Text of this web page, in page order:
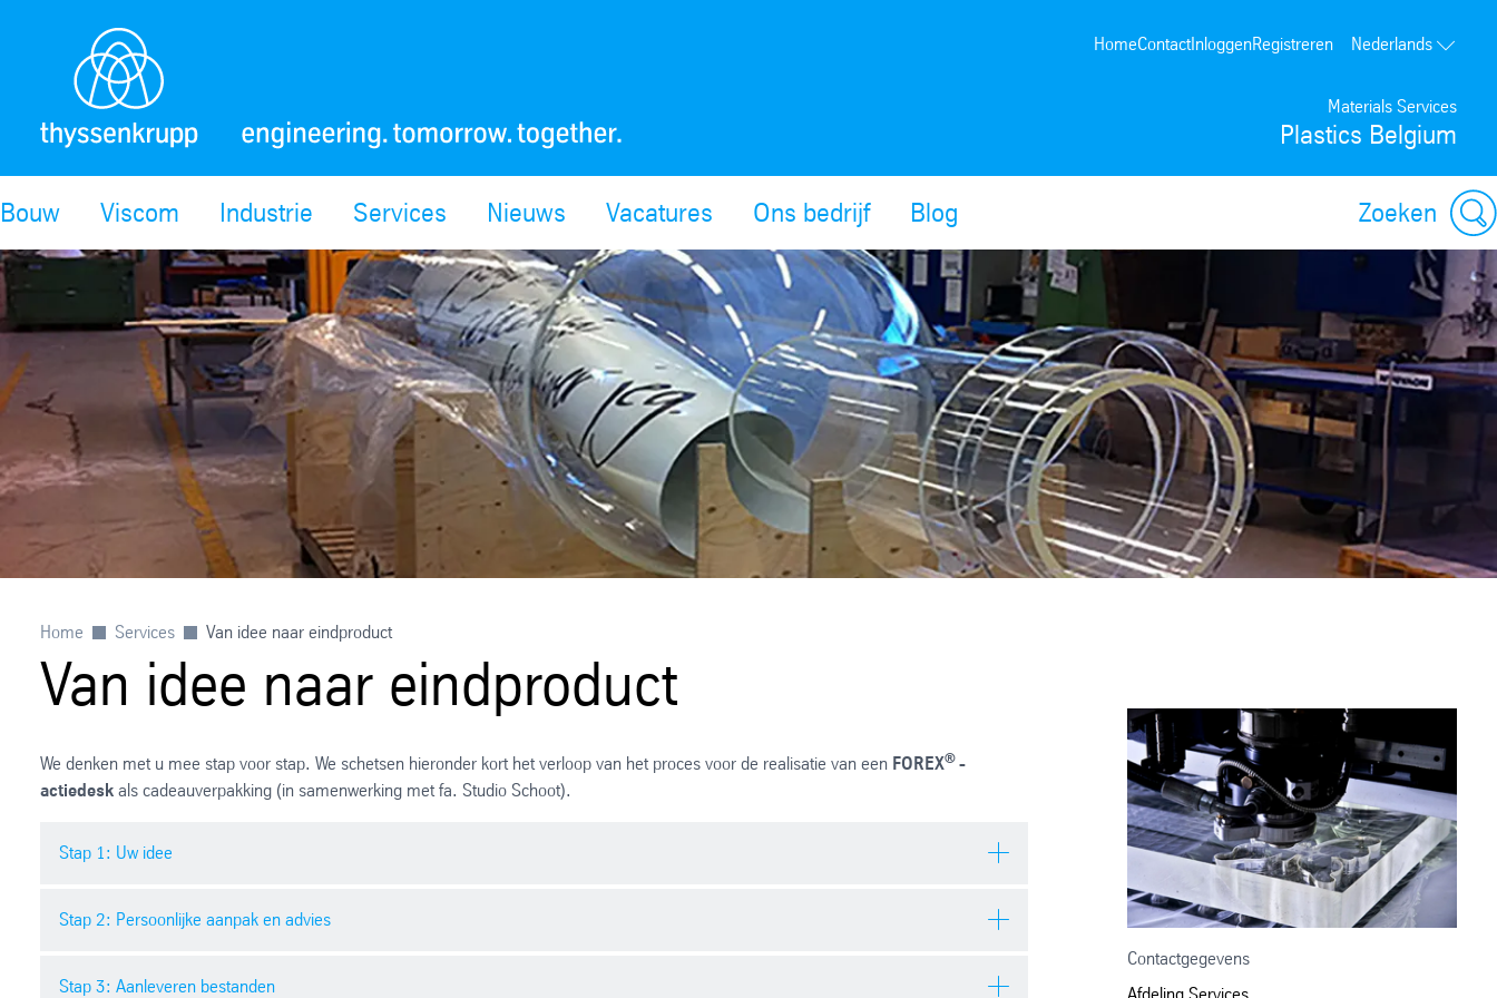
Materials Services
Plastics Belgium
HomeContactInloggenRegistreren Nederlands
Bouw Viscom Industrie Services Nieuws Vacatures Ons bedrijf Blog Zoeken
Home Services Van idee naar eindproduct
Van idee naar eindproduct
We denken met u mee stap voor stap. We schetsen hieronder kort het verloop van het proces voor de realisatie van een FOREX® -
actiedesk als cadeauverpakking (in samenwerking met fa. Studio Schoot).
Stap 1: Uw idee
Stap 2: Persoonlijke aanpak en advies
Stap 3: Aanleveren bestanden
Contactgegevens